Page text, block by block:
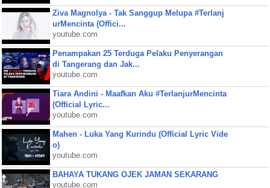
Ziva Magnolya - Tak Sanggup Melupa #Terlanj
urMencinta (Offici...
youtube.com
Penampakan 25 Terduga Pelaku Penyerangan
di Tangerang dan Jak...
youtube.com
Tiara Andini - Maafkan Aku #TerlanjurMencinta
(Official Lyric...
youtube.com
Mahen - Luka Yang Kurindu (Official Lyric Vide
o)
youtube.com
BAHAYA TUKANG OJEK JAMAN SEKARANG
youtube.com